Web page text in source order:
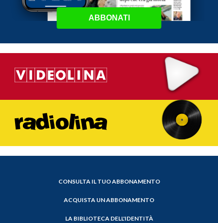
ABBONATI
CONSULTA IL TUO ABBONAMENTO
ACQUISTA UN ABBONAMENTO
LA BIBLIOTECA DELL'IDENTITÀ